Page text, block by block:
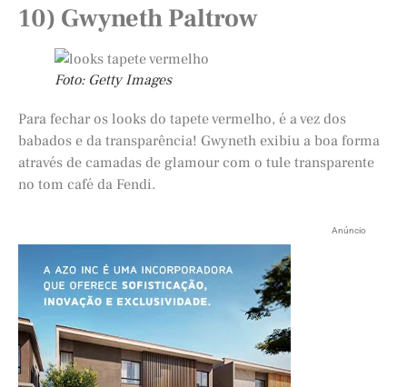
10) Gwyneth Paltrow
Foto: Getty Images
Para fechar os looks do tapete vermelho, é a vez dos
babados e da transparência! Gwyneth exibiu a boa forma
através de camadas de glamour com o tule transparente
no tom café da Fendi.
Anúncio